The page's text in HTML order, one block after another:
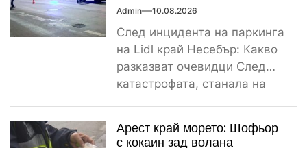
Admin 10.08.2026
След инцидента на паркинга
на Lidl край Несебър: Какво
разказват очевидци След
катастрофата, станала на
Арест край морето: Шофьор
с кокаин зад волана